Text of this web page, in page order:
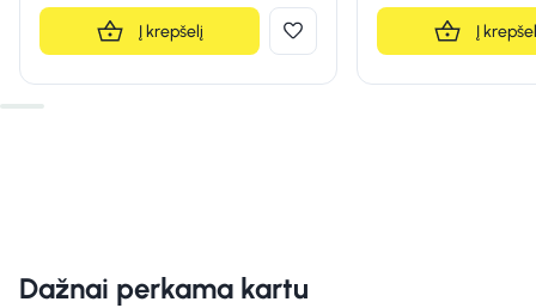
Į krepšelį Į
Dažnai perkama kartu